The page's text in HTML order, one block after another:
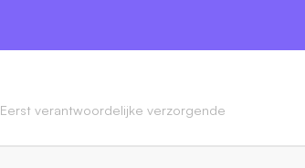
Eerst verantwoordelijke verzorgende